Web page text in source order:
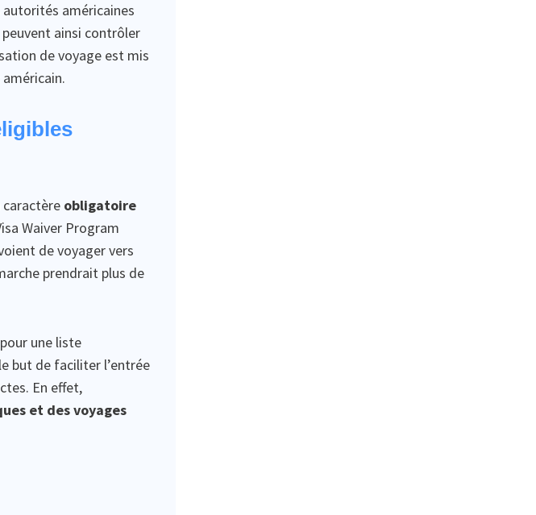
autorités américaines
ainsi contrôler
de voyage est mis
caractère obligatoire
Waiver Program
de voyager vers
prendrait plus de
une liste
but de faciliter l’entrée
En effet,
et des voyages